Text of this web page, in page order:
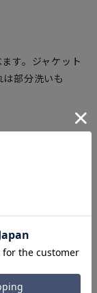
す。ジャケット
部分洗いも
ック・スマート
)
、ペットボトル
用しています。